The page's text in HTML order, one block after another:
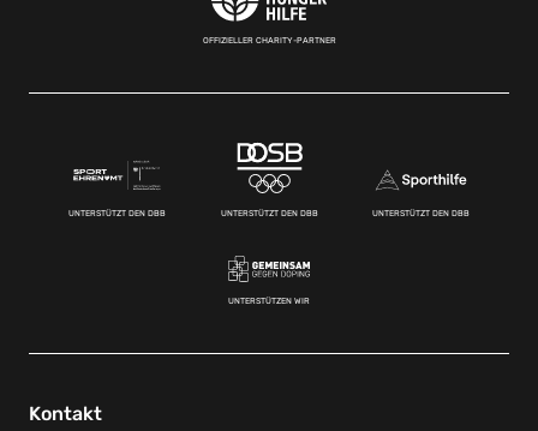
OFFIZIELLER CHARITY-PARTNER
UNTERSTÜTZT DEN DBB UNTERSTÜTZT DEN DBB UNTERSTÜTZT DEN DBB
UNTERSTÜTZEN WIR
Kontakt